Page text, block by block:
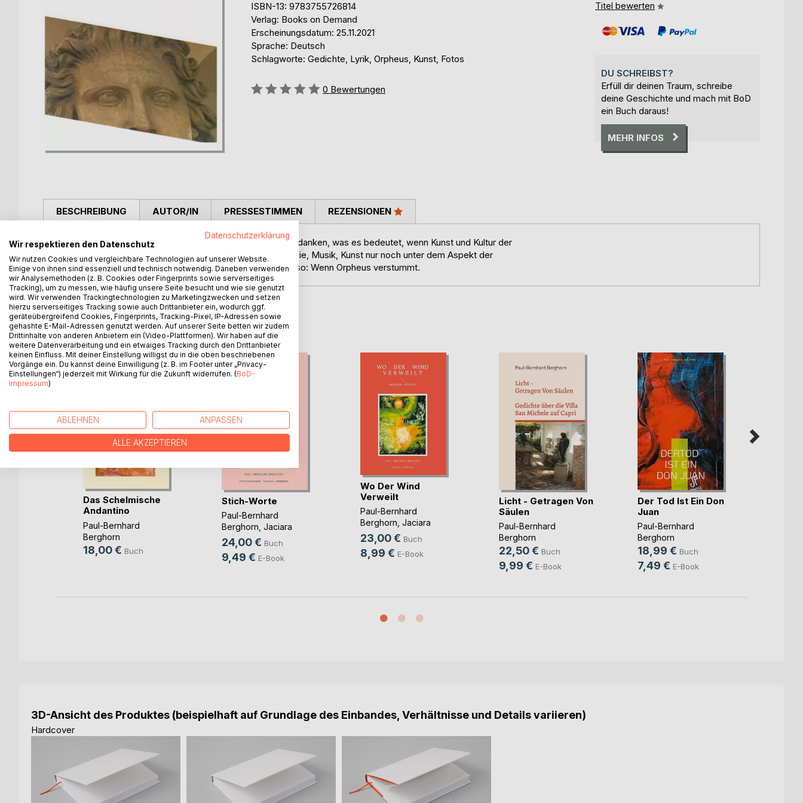
ISBN-13: 9783755726814
Verlag: Books on Demand
Erscheinungsdatum: 25.11.2021
Sprache: Deutsch
Schlagworte: Gedichte, Lyrik, Orpheus, Kunst, Fotos
Bewertung::
0 Bewertungen
Titel bewerten
DU SCHREIBST?
Erfüll dir deinen Traum, schreibe
deine Geschichte und mach mit BoD
ein Buch daraus!
MEHR INFOS
BESCHREIBUNG
Der Autor befasst sich auf lyrisch-visuelle Art mit dem Gedanken, was es bedeutet, wenn Kunst und Kultur der
Profitgier- und Maximierung unterworfen sind. Wenn Poesie, Musik, Kunst nur noch unter dem Aspekt der
Ökonomie, des finanziellen Vorteils betrachtet werden. Also: Wenn Orpheus verstummt.
AUTOR/IN PRESSESTIMMEN REZENSIONEN
WEITERE TITEL BEIBoD
Das Schelmische
Andantino
Paul-Bernhard
Berghorn
18,00 € Buch
Stich-Worte
Paul-Bernhard
Berghorn, Jaciara
Ferreira, ...
24,00 € Buch
9,49 € E-Book
Wo Der Wind
Verweilt
Paul-Bernhard
Berghorn Jaciara
Ferreira, ...
23,00 € Buch
8,99 € E-Book
Licht - Getragen Von
Säulen
Paul-Bernhard
Berghorn
22,50 € Buch
9,99 € E-Book
Der Tod Ist Ein Don
Juan
Paul-Bernhard
Berghorn
18,99 € Buch
7,49 € E-Book
3D-Ansicht des Produktes (beispielhaft auf Grundlage des Einbandes, Verhältnisse und Details variieren)
Hardcover
Datenschutzerklärung
Wir respektieren den Datenschutz
Wir nutzen Cookies und vergleichbare Technologien auf unserer Website.
Einige von ihnen sind essenziell und technisch notwendig. Daneben verwenden
wir Analysemethoden (z. B. Cookies oder Fingerprints sowie serverseitiges
Tracking), um zu messen, wie häufig unsere Seite besucht und wie sie genutzt
wird. Wir verwenden Trackingtechnologien zu Marketingzwecken und setzen
hierzu serverseitiges Tracking sowie auch Drittanbieter ein, wodurch ggf.
geräteübergreifend Cookies, Fingerprints, Tracking-Pixel, IP-Adressen sowie
gehashte E-Mail-Adressen genutzt werden. Auf unserer Seite betten wir zudem
Drittinhalte von anderen Anbietern ein (Video-Plattformen). Wir haben auf die
weitere Datenverarbeitung und ein etwaiges Tracking durch den Drittanbieter
keinen Einfluss. Mit deiner Einstellung willigst du in die oben beschriebenen
Vorgänge ein. Du kannst deine Einwilligung (z. B. im Footer unter „Privacy-
Einstellungen“) jederzeit mit Wirkung für die Zukunft widerrufen. (BoD-
Impressum)
ABLEHNEN ANPASSEN
ALLE AKZEPTIEREN